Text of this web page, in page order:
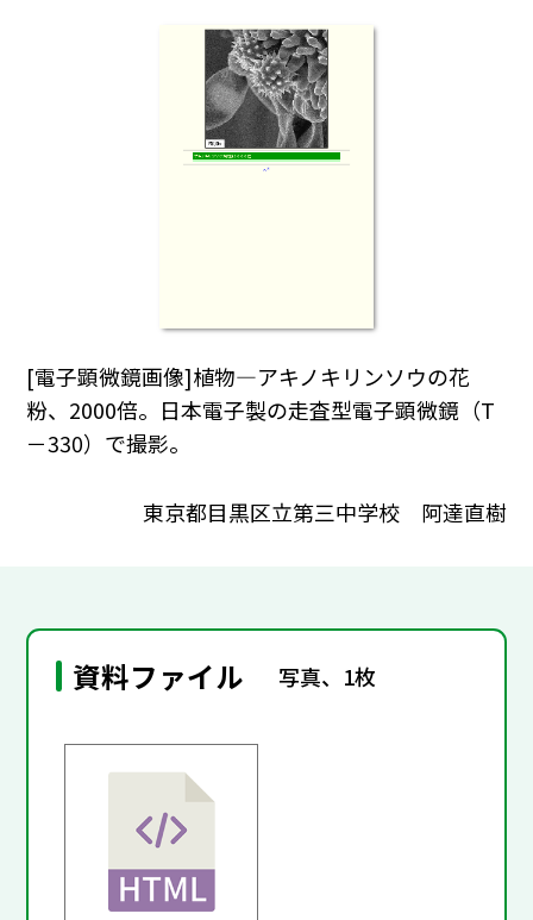
[電子顕微鏡画像]植物―アキノキリンソウの花
粉、2000倍。日本電子製の走査型電子顕微鏡（T
－330）で撮影。
東京都目黒区立第三中学校 阿達直樹
資料ファイル 写真、1枚